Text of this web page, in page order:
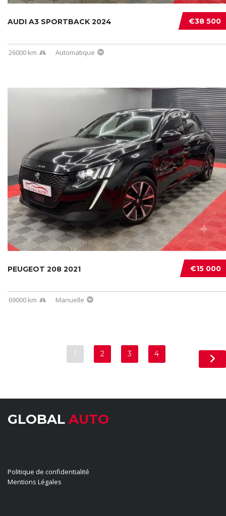
€38 500
AUDI A3 SPORTBACK 2024
26000 km Automatique
€15 000
PEUGEOT 208 2021
69000 km Manuelle
1 2 3 4
GLOBAL AUTO
Politique de confidentialité
Mentions Légales